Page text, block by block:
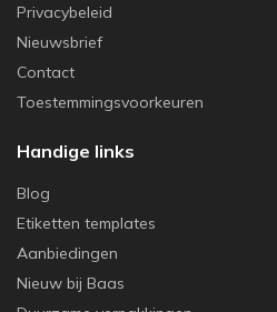
Privacybeleid
Nieuwsbrief
Contact
Toestemmingsvoorkeuren
Handige links
Blog
Etiketten templates
Aanbiedingen
Nieuw bij Baas